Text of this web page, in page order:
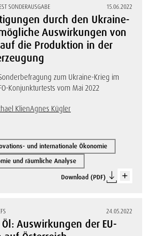
SONDERAUSGABE 15.06.2022
durch den Ukraine-
Auswirkungen von
die Produktion in der
zum Ukraine-Krieg im
Konjunkturtests vom Mai 2022
KlienAgnes Kügler
und internationale Ökonomie
und räumliche Analyse
Download (PDF)
24.05.2022
Öl: Auswirkungen der EU-